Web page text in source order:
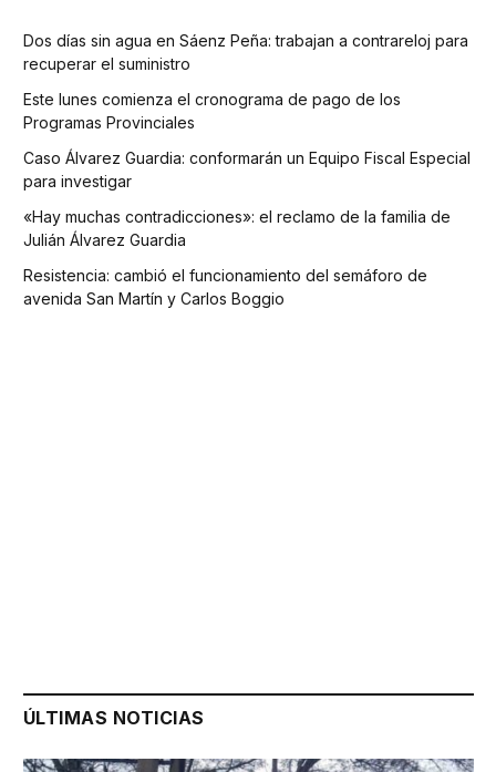
Dos días sin agua en Sáenz Peña: trabajan a contrareloj para
recuperar el suministro
Este lunes comienza el cronograma de pago de los
Programas Provinciales
Caso Álvarez Guardia: conformarán un Equipo Fiscal Especial
para investigar
«Hay muchas contradicciones»: el reclamo de la familia de
Julián Álvarez Guardia
Resistencia: cambió el funcionamiento del semáforo de
avenida San Martín y Carlos Boggio
ÚLTIMAS NOTICIAS